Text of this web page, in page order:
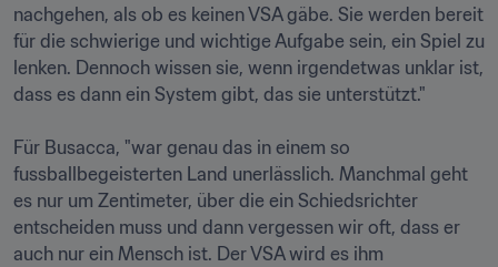
nachgehen, als ob es keinen VSA gäbe. Sie werden bereit
für die schwierige und wichtige Aufgabe sein, ein Spiel zu
lenken. Dennoch wissen sie, wenn irgendetwas unklar ist,
dass es dann ein System gibt, das sie unterstützt."
Für Busacca, "war genau das in einem so
fussballbegeisterten Land unerlässlich. Manchmal geht
es nur um Zentimeter, über die ein Schiedsrichter
entscheiden muss und dann vergessen wir oft, dass er
auch nur ein Mensch ist. Der VSA wird es ihm